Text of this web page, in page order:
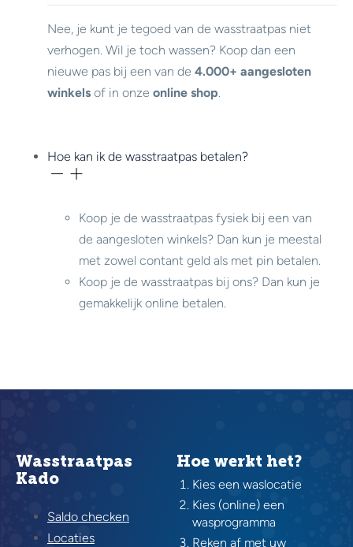
Nee, je kunt je tegoed van de wasstraatpas niet
verhogen. Wil je toch wassen? Koop dan een
nieuwe pas bij een van de 4.000+ aangesloten
winkels of in onze online shop.
Hoe kan ik de wasstraatpas betalen?
Koop je de wasstraatpas fysiek bij een van
de aangesloten winkels? Dan kun je meestal
met zowel contant geld als met pin betalen.
Koop je de wasstraatpas bij ons? Dan kun je
gemakkelijk online betalen.
Wasstraatpas
Kado
Saldo checken
Locaties
Hoe werkt het?
Kies een waslocatie
Kies (online) een
wasprogramma
Reken af met uw